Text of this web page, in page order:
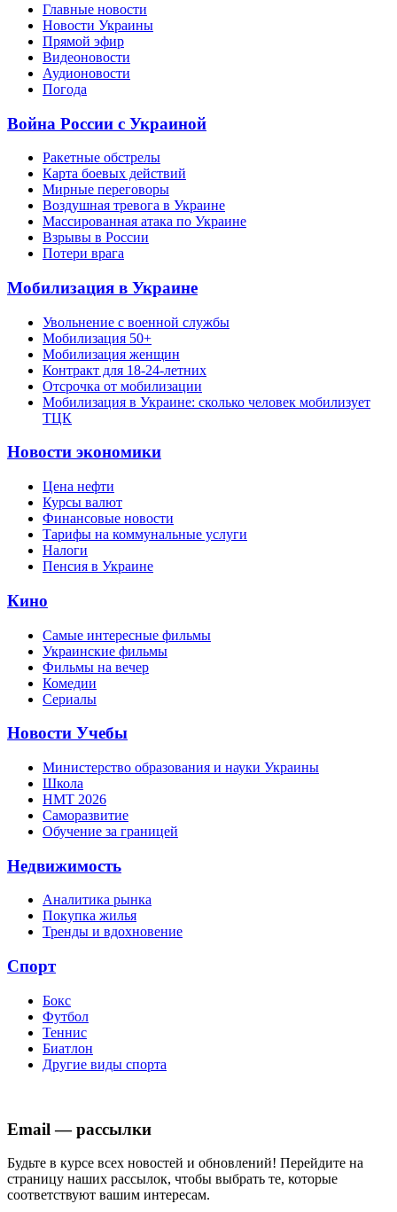
Главные новости
Новости Украины
Прямой эфир
Видеоновости
Аудионовости
Погода
Война России с Украиной
Ракетные обстрелы
Карта боевых действий
Мирные переговоры
Воздушная тревога в Украине
Массированная атака по Украине
Взрывы в России
Потери врага
Мобилизация в Украине
Увольнение с военной службы
Мобилизация 50+
Мобилизация женщин
Контракт для 18-24-летних
Отсрочка от мобилизации
Мобилизация в Украине: сколько человек мобилизует
ТЦК
Новости экономики
Цена нефти
Курсы валют
Финансовые новости
Тарифы на коммунальные услуги
Налоги
Пенсия в Украине
Кино
Самые интересные фильмы
Украинские фильмы
Фильмы на вечер
Комедии
Сериалы
Новости Учебы
Министерство образования и науки Украины
Школа
НМТ 2026
Саморазвитие
Обучение за границей
Недвижимость
Аналитика рынка
Покупка жилья
Тренды и вдохновение
Спорт
Бокс
Футбол
Теннис
Биатлон
Другие виды спорта
Email — рассылки
Будьте в курсе всех новостей и обновлений! Перейдите на
страницу наших рассылок, чтобы выбрать те, которые
соответствуют вашим интересам.